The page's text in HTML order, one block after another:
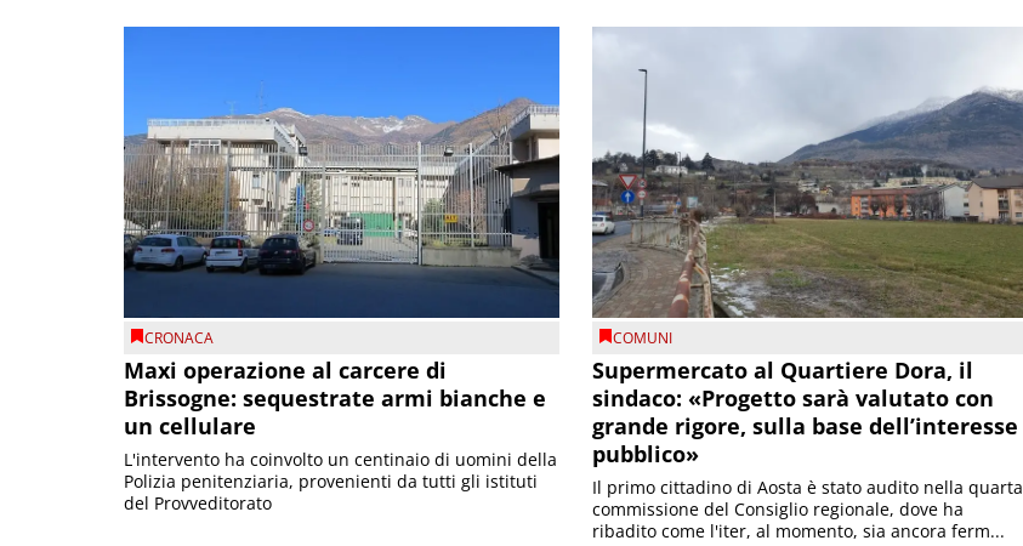
CRONACA
Maxi operazione al carcere di
Brissogne: sequestrate armi bianche e
un cellulare
L'intervento ha coinvolto un centinaio di uomini della
Polizia penitenziaria, provenienti da tutti gli istituti
del Provveditorato
COMUNI
Supermercato al Quartiere Dora, il
sindaco: «Progetto sarà valutato con
grande rigore, sulla base dell’interesse
pubblico»
Il primo cittadino di Aosta è stato audito nella quarta
commissione del Consiglio regionale, dove ha
ribadito come l'iter, al momento, sia ancora ferm...